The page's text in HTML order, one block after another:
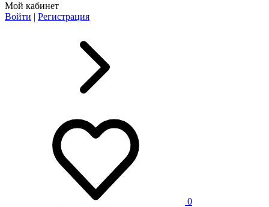
Мой кабинет
Войти | Регистрация
0